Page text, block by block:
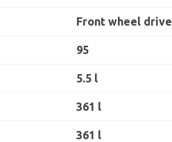
Front wheel drive
95
5.5 l
361 l
361 l